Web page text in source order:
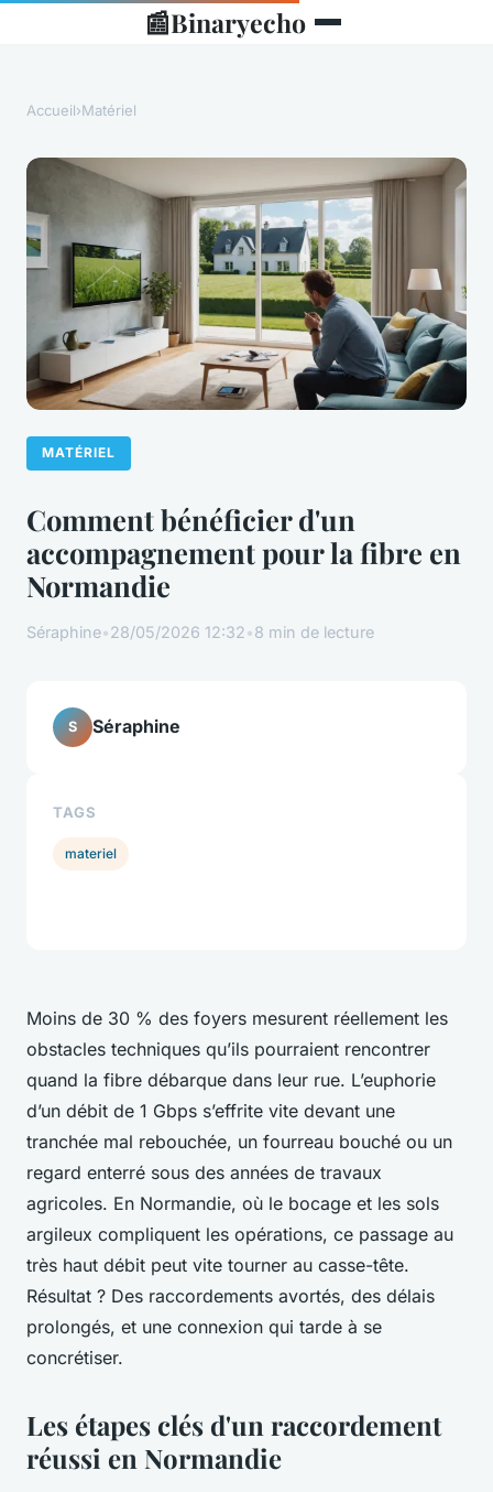
📰Binaryecho
Accueil›Matériel
MATÉRIEL
Comment bénéficier d'un
accompagnement pour la fibre en
Normandie
Séraphine•28/05/2026 12:32•8 min de lecture
Moins de 30 % des foyers mesurent réellement les
obstacles techniques qu’ils pourraient rencontrer
quand la fibre débarque dans leur rue. L’euphorie
d’un débit de 1 Gbps s’effrite vite devant une
tranchée mal rebouchée, un fourreau bouché ou un
regard enterré sous des années de travaux
agricoles. En Normandie, où le bocage et les sols
argileux compliquent les opérations, ce passage au
très haut débit peut vite tourner au casse-tête.
Résultat ? Des raccordements avortés, des délais
prolongés, et une connexion qui tarde à se
concrétiser.
Les étapes clés d'un raccordement
réussi en Normandie
S Séraphine
TAGS
materiel